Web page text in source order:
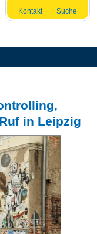
Kontakt Suche
in Leipzig